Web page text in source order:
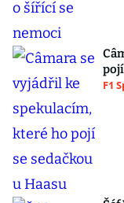
pojí
F1